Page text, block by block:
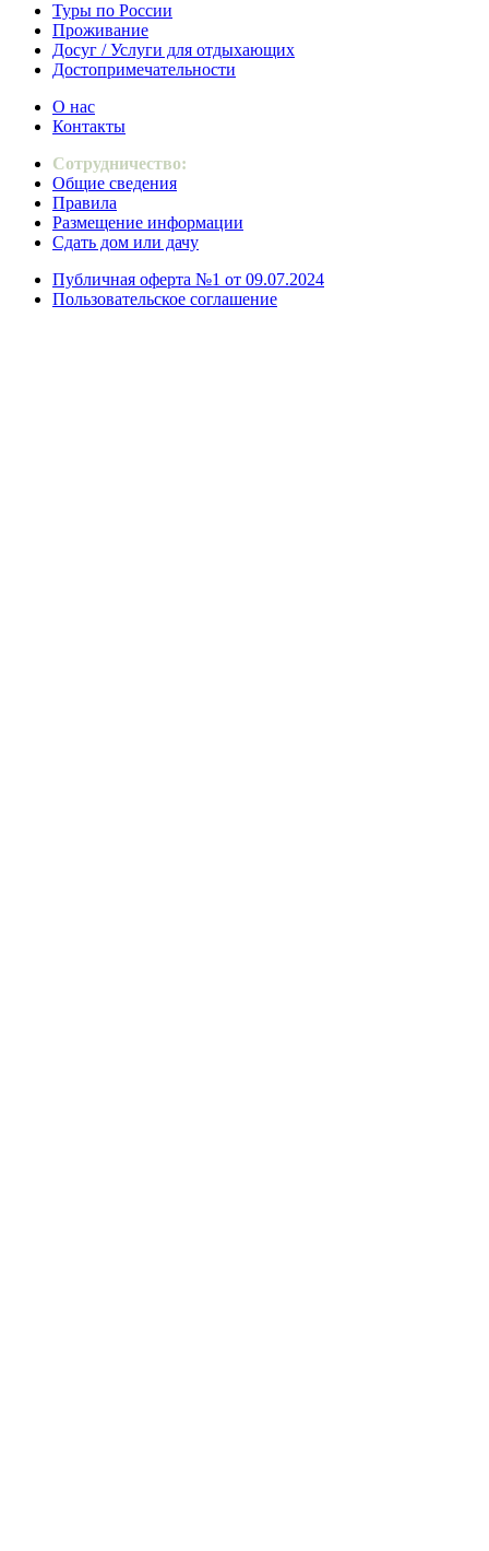
Туры по России
Проживание
Досуг / Услуги для отдыхающих
Достопримечательности
О нас
Контакты
Сотрудничество:
Общие сведения
Правила
Размещение информации
Сдать дом или дачу
Публичная оферта №1 от 09.07.2024
Пользовательское соглашение